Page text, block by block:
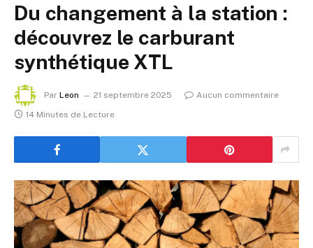
Du changement à la station :
découvrez le carburant
synthétique XTL
Par Leon 21 septembre 2025
Aucun commentaire
14 Minutes de Lecture